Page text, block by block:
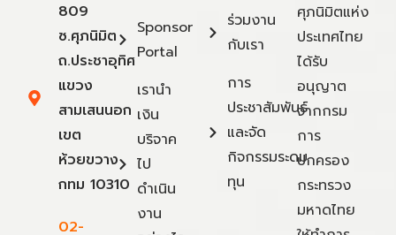
809
ซ.ศุภนิมิต
ถ.ประชาอุทิศ
แขวง
สามเสนนอก
เขต
ห้วยขวาง
กทม 10310
02-
Sponsor
Portal
เรานำ
เงิน
บริจาค
ไป
ดำเนิน
งาน
ร่วมงาน
กับเรา
การ
ประชาสัมพันธ์
และจัด
กิจกรรมระดม
ทุน
ศุภนิมิตแห่ง
ประเทศไทย
ได้รับ
อนุญาต
จากกรม
การ
ปกครอง
กระทรวง
มหาดไทย